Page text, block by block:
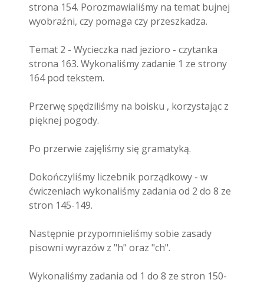
strona 154. Porozmawialiśmy na temat bujnej
wyobraźni, czy pomaga czy przeszkadza.
Temat 2 - Wycieczka nad jezioro - czytanka
strona 163. Wykonaliśmy zadanie 1 ze strony
164 pod tekstem.
Przerwę spędziliśmy na boisku , korzystając z
pięknej pogody.
Po przerwie zajęliśmy się gramatyką.
Dokończyliśmy liczebnik porządkowy - w
ćwiczeniach wykonaliśmy zadania od 2 do 8 ze
stron 145-149.
Następnie przypomnieliśmy sobie zasady
pisowni wyrazów z "h" oraz "ch".
Wykonaliśmy zadania od 1 do 8 ze stron 150-